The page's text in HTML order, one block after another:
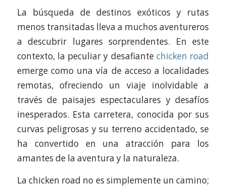
La búsqueda de destinos exóticos y rutas
menos transitadas lleva a muchos aventureros
a descubrir lugares sorprendentes. En este
contexto, la peculiar y desafiantechicken road
emerge como una vía de acceso a localidades
remotas, ofreciendo un viaje inolvidable a
través de paisajes espectaculares y desafíos
inesperados. Esta carretera, conocida por sus
curvas peligrosas y su terreno accidentado, se
ha convertido en una atracción para los
amantes de la aventura y la naturaleza.
La chicken road no es simplemente un camino;